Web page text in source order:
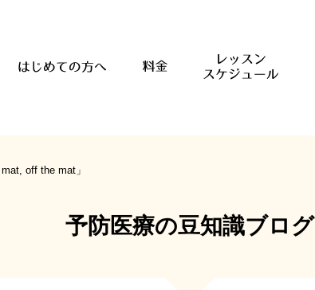
mat, off the mat」
予防医療の豆知識ブログ